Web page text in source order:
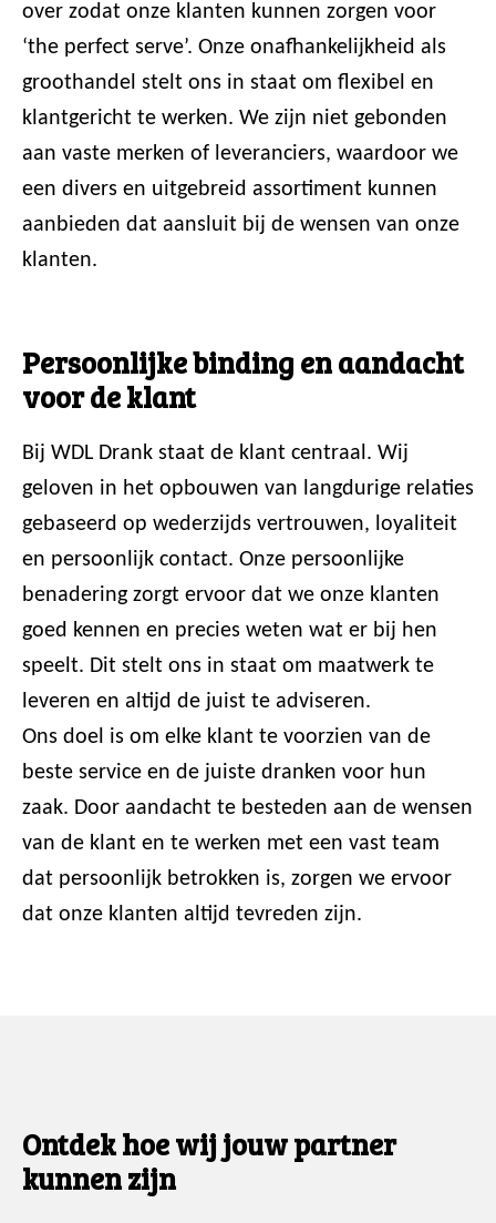
over zodat onze klanten kunnen zorgen voor
‘the perfect serve’. Onze onafhankelijkheid als
groothandel stelt ons in staat om flexibel en
klantgericht te werken. We zijn niet gebonden
aan vaste merken of leveranciers, waardoor we
een divers en uitgebreid assortiment kunnen
aanbieden dat aansluit bij de wensen van onze
klanten.
Persoonlijke binding en aandacht
voor de klant
Bij WDL Drank staat de klant centraal. Wij
geloven in het opbouwen van langdurige relaties
gebaseerd op wederzijds vertrouwen, loyaliteit
en persoonlijk contact. Onze persoonlijke
benadering zorgt ervoor dat we onze klanten
goed kennen en precies weten wat er bij hen
speelt. Dit stelt ons in staat om maatwerk te
leveren en altijd de juist te adviseren.
Ons doel is om elke klant te voorzien van de
beste service en de juiste dranken voor hun
zaak. Door aandacht te besteden aan de wensen
van de klant en te werken met een vast team
dat persoonlijk betrokken is, zorgen we ervoor
dat onze klanten altijd tevreden zijn.
Ontdek hoe wij jouw partner
kunnen zijn